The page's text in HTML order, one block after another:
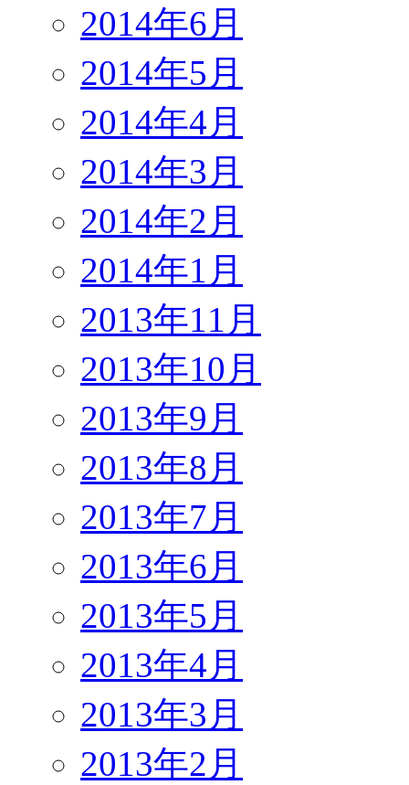
2014年6月
2014年5月
2014年4月
2014年3月
2014年2月
2014年1月
2013年11月
2013年10月
2013年9月
2013年8月
2013年7月
2013年6月
2013年5月
2013年4月
2013年3月
2013年2月